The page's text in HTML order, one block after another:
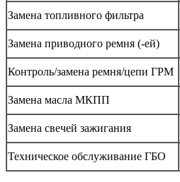
Замена топливного фильтра
Замена приводного ремня (-ей)
Контроль/замена ремня/цепи ГРМ
Замена масла МКПП
Замена свечей зажигания
Техническое обслуживание ГБО